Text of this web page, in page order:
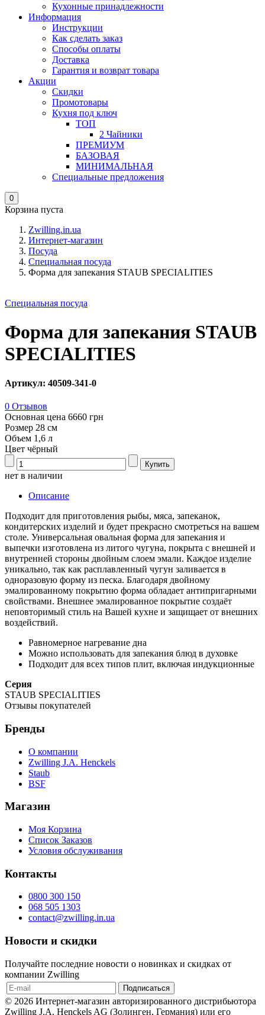
Кухонные принадлежности
Информация
Инструкции
Как сделать заказ
Способы оплаты
Доставка
Гарантия и возврат товара
Акции
Скидки
Промотовары
Кухня под ключ
ТОП
2 Чайники
ПРЕМИУМ
БАЗОВАЯ
МИНИМАЛЬНАЯ
Специальные предложения
0
Корзина пуста
Zwilling.in.ua
Интернет-магазин
Посуда
Специальная посуда
Форма для запекания STAUB SPECIALITIES
Специальная посуда
Форма для запекания STAUB
SPECIALITIES
Артикул: 40509-341-0
0 Отзывов
Основная цена 6660 грн
Розмер 28 см
Объем 1,6 л
Цвет чёрный
нет в наличии
Описание
Подходит для приготовления рыбы, мяса, запеканок,
кондитерских изделий и будет прекрасно смотреться на вашем
столе. Универсальная овальная форма для запекания и
выпечки изготовлена из литого чугуна, покрыта с внешней и
внутренней стороны двойным слоем эмали. Каждое изделие
уникально, так как расплавленный чугун заливается в
одноразовую форму из песка. Благодаря двойному
эмалированному покрытию форма обладает антипригарными
свойствами. Внешнее эмалированное покрытие создаёт
неповторимый стиль на Вашей кухне и защищает от внешних
воздействий.
Равномерное нагревание дна
Можно использовать для запекания блюд в духовке
Подходит для всех типов плит, включая индукционные
Серия
STAUB SPECIALITIES
Отзывы покупателей
Бренды
О компании
Zwilling J.A. Henckels
Staub
BSF
Магазин
Моя Корзина
Список Заказов
Условия обслуживания
Контакты
0800 300 150
068 505 1303
contact@zwilling.in.ua
Новости и скидки
Получайте последние новости о новинках и скидках от
компании Zwilling
© 2026 Интернет-магазин авторизированного дистрибьютора
Zwilling J.A. Henckels AG (Золинген, Германия) или его